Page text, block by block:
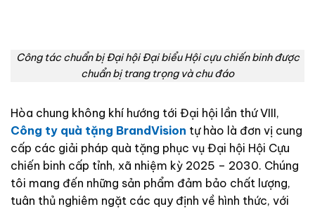
Công tác chuẩn bị Đại hội Đại biểu Hội cựu chiến binh được
chuẩn bị trang trọng và chu đáo
Hòa chung không khí hướng tới Đại hội lần thứ VIII,
Công ty quà tặng BrandVision tự hào là đơn vị cung
cấp các giải pháp quà tặng phục vụ Đại hội Hội Cựu
chiến binh cấp tỉnh, xã nhiệm kỳ 2025 – 2030. Chúng
tôi mang đến những sản phẩm đảm bảo chất lượng,
tuân thủ nghiêm ngặt các quy định về hình thức, với